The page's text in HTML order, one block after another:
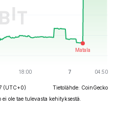
(UTC+0)
Tietolähde: CoinGecko
ole tae tulevasta kehityksestä.